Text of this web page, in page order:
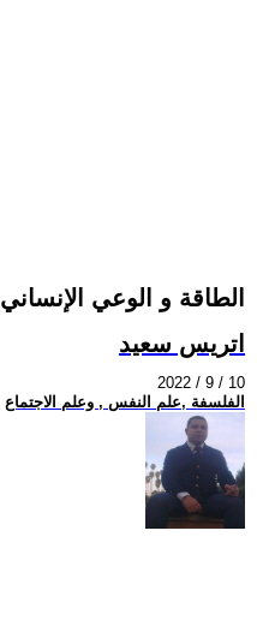
الطاقة و الوعي الإنساني
اتريس سعيد
2022 / 9 / 10
الفلسفة ,علم النفس , وعلم الاجتماع